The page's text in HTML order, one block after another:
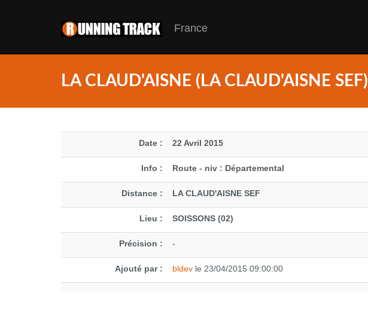
France
LA CLAUD'AISNE (LA CLAUD'AISNE SEF)
Date : 22 Avril 2015
Info : Route - niv : Départemental
Distance : LA CLAUD'AISNE SEF
Lieu : SOISSONS (02)
Précision : -
Ajouté par : bldev le 23/04/2015 09:00:00